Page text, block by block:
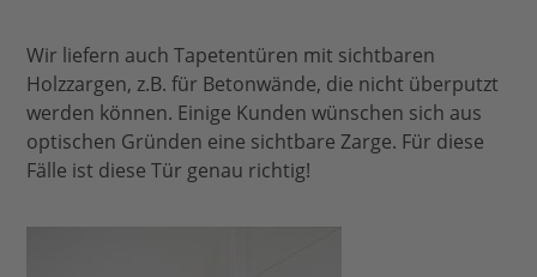
Wir liefern auch Tapetentüren mit sichtbaren
Holzzargen, z.B. für Betonwände, die nicht überputzt
werden können. Einige Kunden wünschen sich aus
optischen Gründen eine sichtbare Zarge. Für diese
Fälle ist diese Tür genau richtig!